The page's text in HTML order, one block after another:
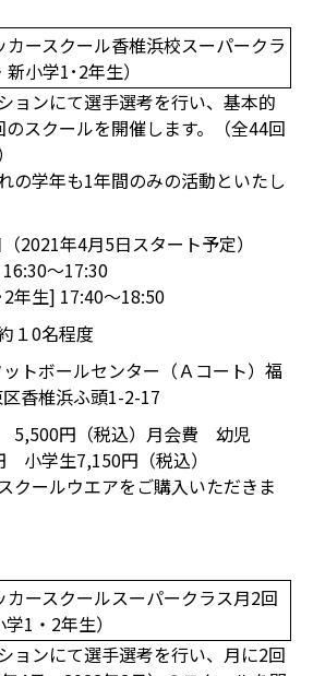
ースクール香椎浜校スーパークラ
小学1･2年生）
ョンにて選手選考を行い、基本的
のスクールを開催します。（全44回
の学年も1年間のみの活動といたし
2021年4月5日スタート予定）
～17:30
年生] 17:40～18:50
１0名程度
トボールセンター（Ａコート）福
香椎浜ふ頭1-2-17
5,500円（税込）月会費 幼児
小学生7,150円（税込）
クールウエアをご購入いただきま
ースクールスーパークラス月2回
1・2年生）
ョンにて選手選考を行い、月に2回